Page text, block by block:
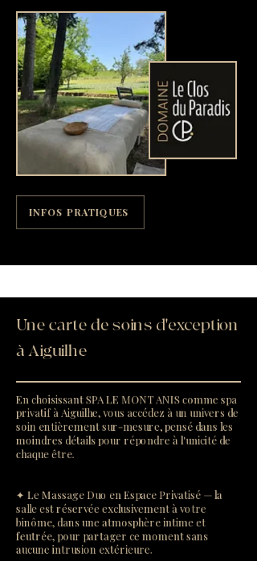
INFOS PRATIQUES
Une carte de soins d'exception
à Aiguilhe
En choisissant SPA LE MONT ANIS comme spa
privatif à Aiguilhe, vous accédez à un univers de
soin entièrement sur-mesure, pensé dans les
moindres détails pour répondre à l'unicité de
chaque être.
✦ Le Massage Duo en Espace Privatisé — la
salle est réservée exclusivement à votre
binôme, dans une atmosphère intime et
feutrée, pour partager ce moment sans
aucune intrusion extérieure.